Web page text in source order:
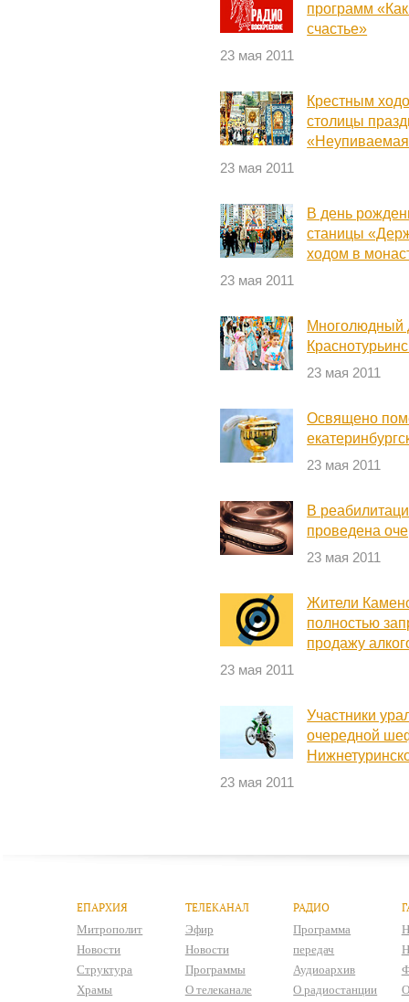
программ
счастье»
23 мая 2011
Крестным
столицы
23 мая 2011
В день
станицы
ходом в
23 мая 2011
Многолюдный
23 мая 2011
Освящено
23 мая 2011
В
проведена
23 мая 2011
Жители
полностью
продажу
23 мая 2011
Участники
очередной
23 мая 2011
ЕПАРХИЯ
Митрополит
Новости
Структура
Храмы
ТЕЛЕКАНАЛ
Эфир
Новости
Программы
О телеканале
РАДИО
Программа
передач
Аудиоархив
О радиостанции